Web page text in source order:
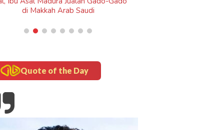
Quote of the Day